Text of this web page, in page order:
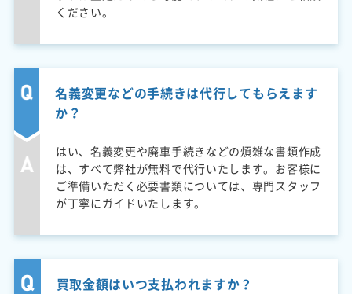
ください。
名義変更などの手続きは代行してもらえます
か？
はい、名義変更や廃車手続きなどの煩雑な書類作成
は、すべて弊社が無料で代行いたします。お客様に
ご準備いただく必要書類については、専門スタッフ
が丁寧にガイドいたします。
買取金額はいつ支払われますか？